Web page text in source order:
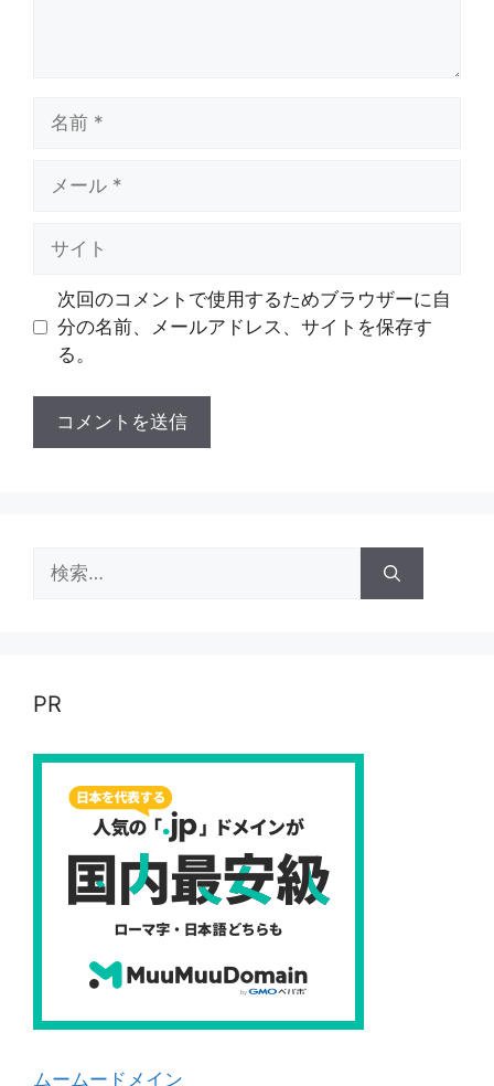
次回のコメントで使用するためブラウザーに自
分の名前、メールアドレス、サイトを保存す
る。
索:
PR
ムームードメイン